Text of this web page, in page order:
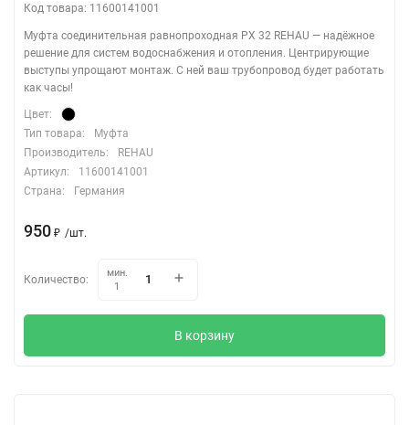
Код товара: 11600141001
Муфта соединительная равнопроходная PX 32 REHAU — надёжное
решение для систем водоснабжения и отопления. Центрирующие
выступы упрощают монтаж. С ней ваш трубопровод будет работать
как часы!
Цвет:
Тип товара:
Муфта
Производитель:
REHAU
Артикул:
11600141001
Страна:
Германия
950 ₽ /шт.
Количество:
мин.
1
В корзину